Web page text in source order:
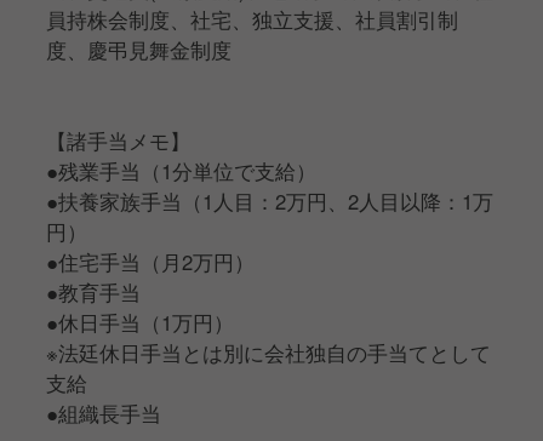
員持株会制度、社宅、独立支援、社員割引制
度、慶弔見舞金制度
【諸手当メモ】
●残業手当（1分単位で支給）
●扶養家族手当（1人目：2万円、2人目以降：1万
円）
●住宅手当（月2万円）
●教育手当
●休日手当（1万円）
※法廷休日手当とは別に会社独自の手当てとして
支給
●組織長手当